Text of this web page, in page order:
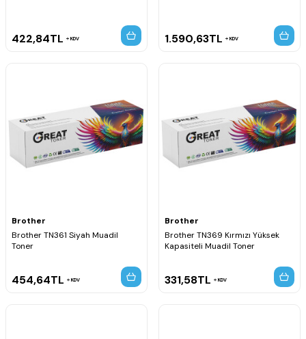
422,84TL KDV 1.590,63TL KDV
Brother
Brother TN361 Siyah Muadil
Toner
454,64TL KDV
Brother
Brother TN369 Kırmızı Yüksek
Kapasiteli Muadil Toner
331,58TL KDV